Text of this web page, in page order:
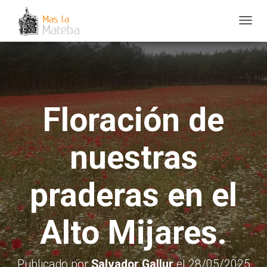
A
R
M
O
D
O
D
E
N
A
V
Floración de
nuestras
praderas en el
Alto Mijares.